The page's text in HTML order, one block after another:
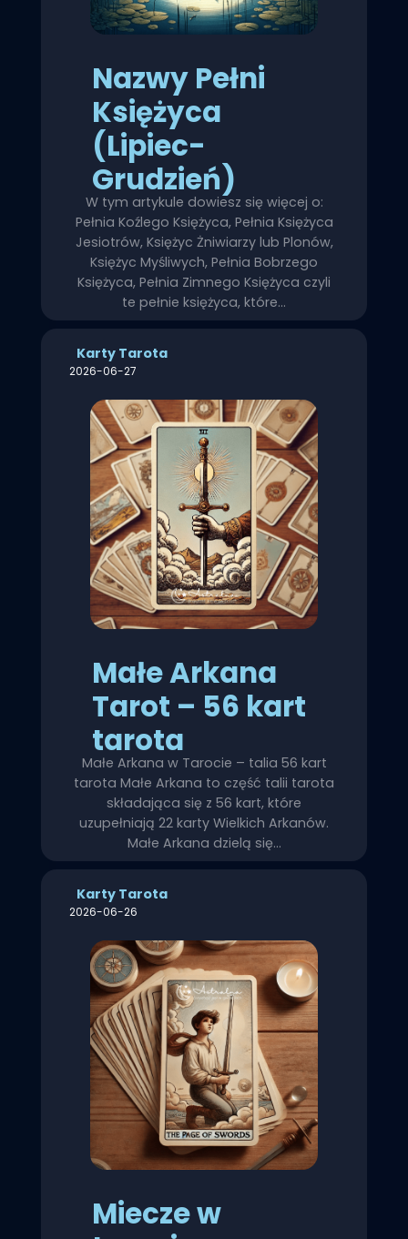
Nazwy Pełni
Księżyca
(Lipiec-
Grudzień)
W tym artykule dowiesz się więcej o:
Pełnia Koźlego Księżyca, Pełnia Księżyca
Jesiotrów, Księżyc Żniwiarzy lub Plonów,
Księżyc Myśliwych, Pełnia Bobrzego
Księżyca, Pełnia Zimnego Księżyca czyli
te pełnie księżyca, które…
Karty Tarota
2026-06-27
Małe Arkana
Tarot – 56 kart
tarota
Małe Arkana w Tarocie – talia 56 kart
tarota Małe Arkana to część talii tarota
składająca się z 56 kart, które
uzupełniają 22 karty Wielkich Arkanów.
Małe Arkana dzielą się…
Karty Tarota
2026-06-26
Miecze w